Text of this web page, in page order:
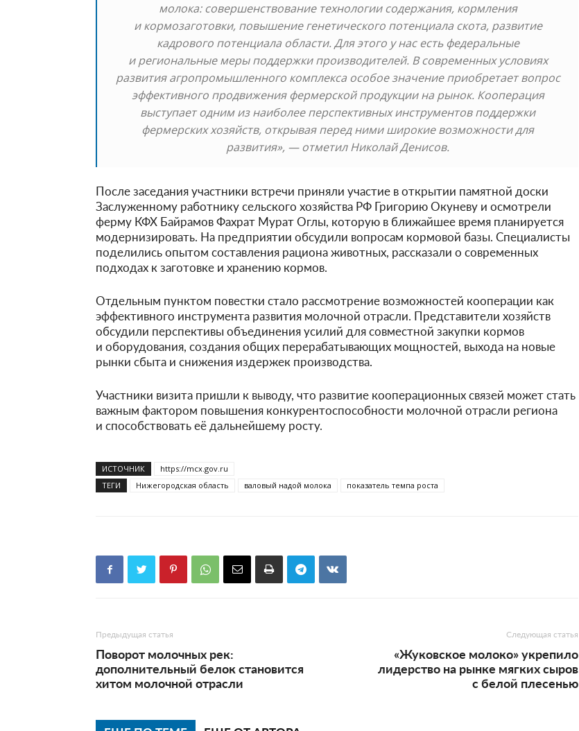
молока: совершенствование технологии содержания, кормления
и кормозаготовки, повышение генетического потенциала скота, развитие
кадрового потенциала области. Для этого у нас есть федеральные
и региональные меры поддержки производителей. В современных условиях
развития агропромышленного комплекса особое значение приобретает вопрос
эффективного продвижения фермерской продукции на рынок. Кооперация
выступает одним из наиболее перспективных инструментов поддержки
фермерских хозяйств, открывая перед ними широкие возможности для
развития», — отметил Николай Денисов.
После заседания участники встречи приняли участие в открытии памятной доски
Заслуженному работнику сельского хозяйства РФ Григорию Окуневу и осмотрели
ферму КФХ Байрамов Фахрат Мурат Оглы, которую в ближайшее время планируется
модернизировать. На предприятии обсудили вопросам кормовой базы. Специалисты
поделились опытом составления рациона животных, рассказали о современных
подходах к заготовке и хранению кормов.
Отдельным пунктом повестки стало рассмотрение возможностей кооперации как
эффективного инструмента развития молочной отрасли. Представители хозяйств
обсудили перспективы объединения усилий для совместной закупки кормов
и оборудования, создания общих перерабатывающих мощностей, выхода на новые
рынки сбыта и снижения издержек производства.
Участники визита пришли к выводу, что развитие кооперационных связей может стать
важным фактором повышения конкурентоспособности молочной отрасли региона
и способствовать её дальнейшему росту.
ИСТОЧНИК
https://mcx.gov.ru
ТЕГИ
Нижегородская область валовый надой молока показатель темпа роста
Предыдущая статья
Поворот молочных рек:
дополнительный белок становится
хитом молочной отрасли
Следующая статья
«Жуковское молоко» укрепило
лидерство на рынке мягких сыров
с белой плесенью